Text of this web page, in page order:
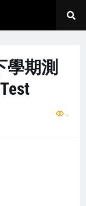
學期測
...